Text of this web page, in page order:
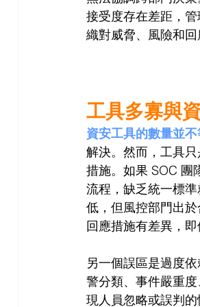
接受度存在差距，
織對威脅、風險和
工具多寡與
資安工具的數量並
解決。然而，工具
措施。如果 SOC 團
流程，缺乏統一標
低，但風控部門出
回應措施有差異，
另一個誤區是過度
警分類、事件嚴重
現人員忽略或誤判